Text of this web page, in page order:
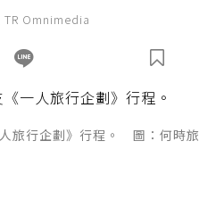
TR Omnimedia
旅行企劃》行程。 圖：何時旅